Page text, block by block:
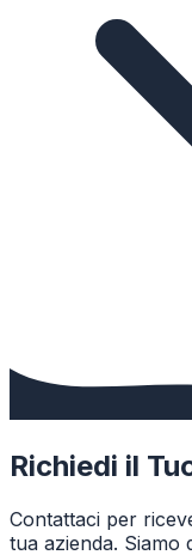
Richiedi il
Contattaci per
tua azienda. Siamo